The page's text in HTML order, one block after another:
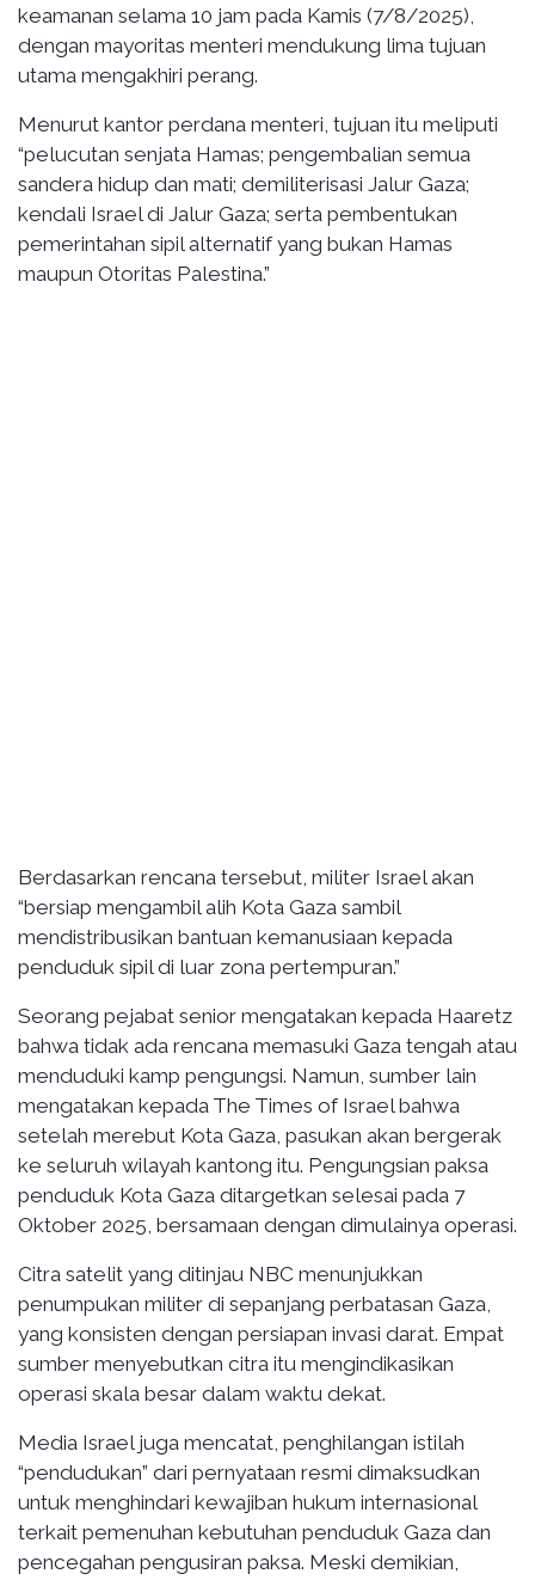
keamanan selama 10 jam pada Kamis (7/8/2025),
dengan mayoritas menteri mendukung lima tujuan
utama mengakhiri perang.
Menurut kantor perdana menteri, tujuan itu meliputi
“pelucutan senjata Hamas; pengembalian semua
sandera hidup dan mati; demiliterisasi Jalur Gaza;
kendali Israel di Jalur Gaza; serta pembentukan
pemerintahan sipil alternatif yang bukan Hamas
maupun Otoritas Palestina.”
Berdasarkan rencana tersebut, militer Israel akan
“bersiap mengambil alih Kota Gaza sambil
mendistribusikan bantuan kemanusiaan kepada
penduduk sipil di luar zona pertempuran.”
Seorang pejabat senior mengatakan kepada Haaretz
bahwa tidak ada rencana memasuki Gaza tengah atau
menduduki kamp pengungsi. Namun, sumber lain
mengatakan kepada The Times of Israel bahwa
setelah merebut Kota Gaza, pasukan akan bergerak
ke seluruh wilayah kantong itu. Pengungsian paksa
penduduk Kota Gaza ditargetkan selesai pada 7
Oktober 2025, bersamaan dengan dimulainya operasi.
Citra satelit yang ditinjau NBC menunjukkan
penumpukan militer di sepanjang perbatasan Gaza,
yang konsisten dengan persiapan invasi darat. Empat
sumber menyebutkan citra itu mengindikasikan
operasi skala besar dalam waktu dekat.
Media Israel juga mencatat, penghilangan istilah
“pendudukan” dari pernyataan resmi dimaksudkan
untuk menghindari kewajiban hukum internasional
terkait pemenuhan kebutuhan penduduk Gaza dan
pencegahan pengusiran paksa. Meski demikian,